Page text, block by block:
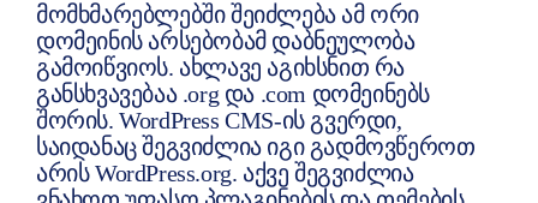
მომხმარებლებში შეიძლება ამ ორი
დომეინის არსებობამ დაბნეულობა
გამოიწვიოს. ახლავე აგიხსნით რა
განსხვავებაა .org და .com დომეინებს
შორის. WordPress CMS-ის გვერდი,
საიდანაც შეგვიძლია იგი გადმოვწეროთ
არის WordPress.org. აქვე შეგვიძლია